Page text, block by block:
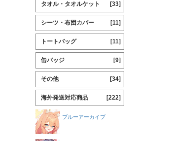
タオル・タオルケット [33]
シーツ・布団カバー [11]
トートバッグ [11]
缶バッジ [9]
その他 [34]
海外発送対応商品 [222]
ブルーアーカイブ